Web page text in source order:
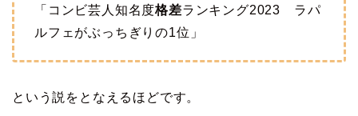
「コンビ芸人知名度格差ランキング2023 ラパ
ルフェがぶっちぎりの1位」
という説をとなえるほどです。